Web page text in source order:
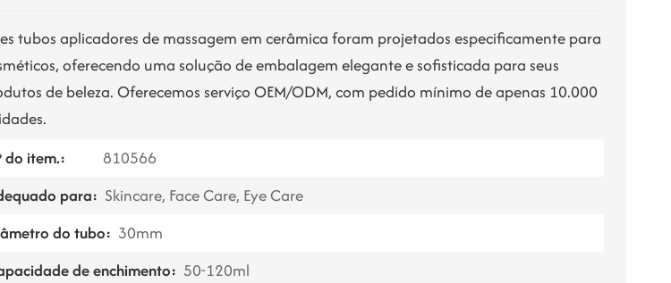
ไทย
Tiếng việt
tubos aplicadores de massagem em cerâmica foram projetados especificamente para
oferecendo uma solução de embalagem elegante e sofisticada para seus
de beleza. Oferecemos serviço OEM/ODM, com pedido mínimo de apenas 10.000
do item.:
810566
para: Skincare, Face Care, Eye Care
do tubo: 30mm
de enchimento: 50-120ml